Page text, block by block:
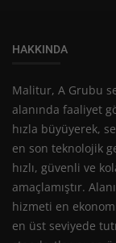
HAKKINDA
Malitur, A Grubu
alanında faaliyet
hızla büyüyerek,
en son teknolojik
hızlı, güvenli ve
amaçlamıştır.
hizmeti en
en üst seviyede